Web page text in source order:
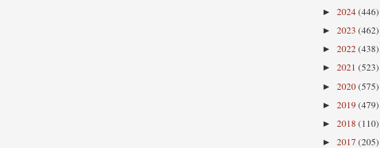
► 2024(446)
► 2023 (462)
► 2022(438)
► 2021 (523)
► 2020(575)
► 2019(479)
► 2018 (110)
► 2017 (205)